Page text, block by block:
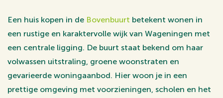
Een huis kopen in de Bovenbuurt betekent wonen in
een rustige en karaktervolle wijk van Wageningen met
een centrale ligging. De buurt staat bekend om haar
volwassen uitstraling, groene woonstraten en
gevarieerde woningaanbod. Hier woon je in een
prettige omgeving met voorzieningen, scholen en het